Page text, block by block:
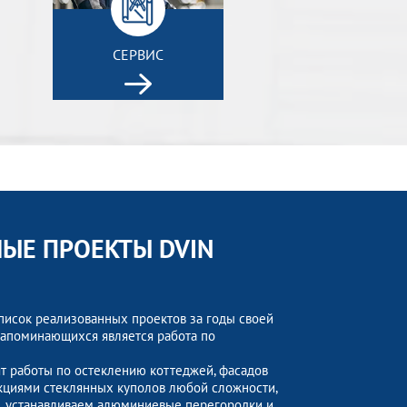
СЕРВИС
ПРОЕКТЫ DVIN
реализованных проектов за годы своей
является работа по
работы по остеклению коттеджей, фасадов
стеклянных куполов любой сложности,